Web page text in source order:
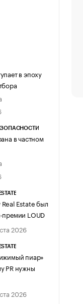
в эпоху
в частном
Estate был
премии LOUD
2026
пиар»
PR нужны
2026